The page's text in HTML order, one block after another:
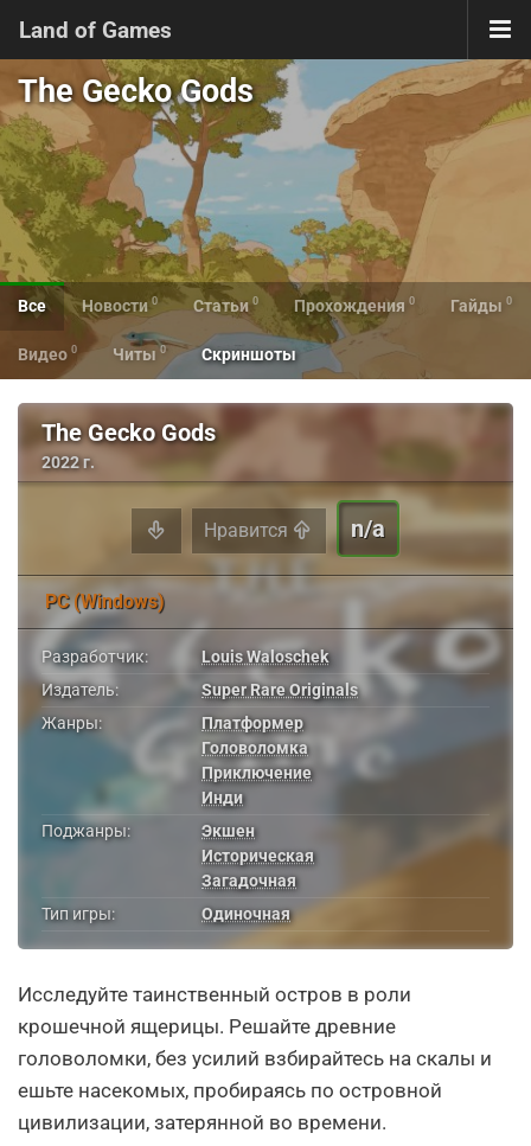
Land of Games
The Gecko Gods
Все Новости 0 Статьи 0 Прохождения 0 Гайды 0
Видео 0 Читы 0 Скриншоты
The Gecko Gods
2022 г.
Нравится n/a
PC (Windows)
Разработчик:
Louis Waloschek
Издатель:
Super Rare Originals
Жанры:
Платформер
Головоломка
Приключение
Инди
Поджанры:
Экшен
Историческая
Загадочная
Тип игры:
Одиночная
Исследуйте таинственный остров в роли
крошечной ящерицы. Решайте древние
головоломки, без усилий взбирайтесь на скалы и
ешьте насекомых, пробираясь по островной
цивилизации, затерянной во времени.